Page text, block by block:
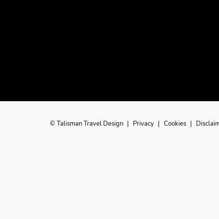
© Talisman Travel Design | Privacy | Cookies |